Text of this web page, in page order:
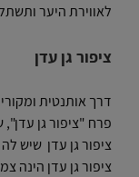
לאווירת היער
ציפור גן עדן
דרך אותנטית
פרח "ציפור גן
ציפור גן עדן שיש
ציפור גן עדן הינה